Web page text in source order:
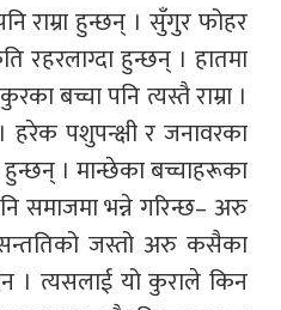
राम्रा हुन्छन् । सुँगुर फोहर
रहरलाग्दा हुन्छन् । हातमा
बच्चा पनि त्यस्तै राम्रा ।
हरेक पशुपन्क्षी र जनावरका
हुन्छन् । मान्छेका बच्चाहरूका
समाजमा भन्ने गरिन्छ– अरु
जस्तो अरु कसैका
। त्यसलाई यो कुराले किन